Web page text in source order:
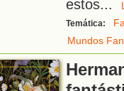
estos...
Temática:
Mundos